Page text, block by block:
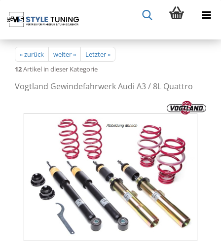
« zurück weiter »
Letzter »
12Artikel in dieser Kategorie
Vogtland Gewindefahrwerk Audi A3 / 8L Quattro